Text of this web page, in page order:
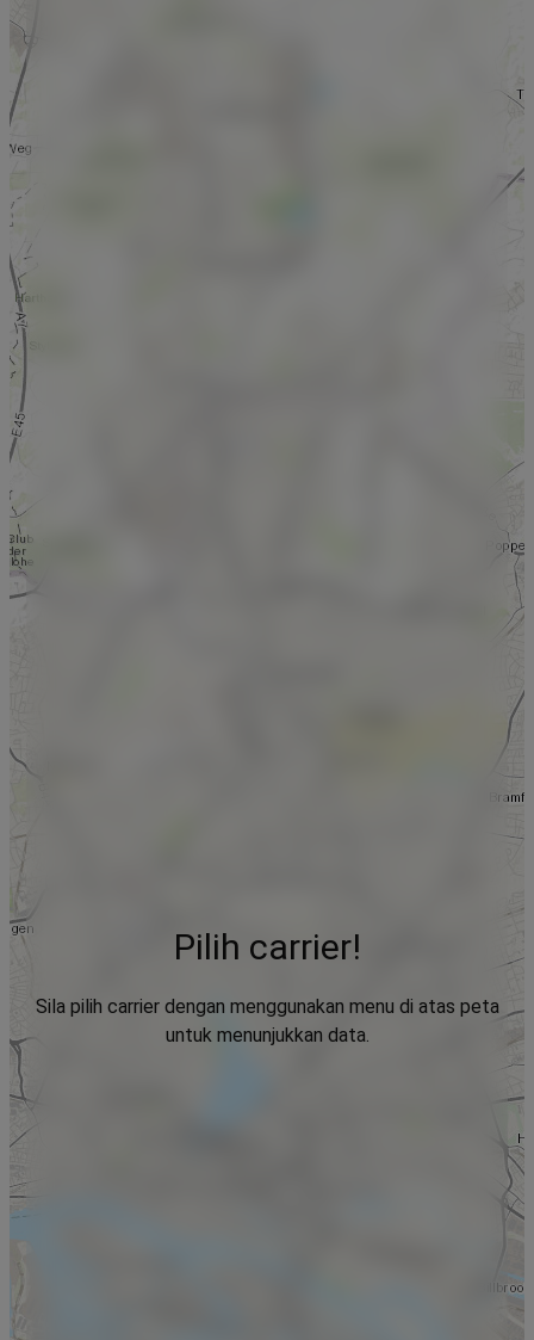
Pilih carrier!
Sila pilih carrier dengan menggunakan menu di atas peta
untuk menunjukkan data.